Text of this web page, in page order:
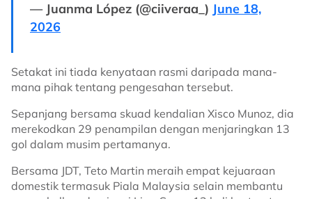
— Juanma López (@ciiveraa_) June 18,
2026
Setakat ini tiada kenyataan rasmi daripada mana-
mana pihak tentang pengesahan tersebut.
Sepanjang bersama skuad kendalian Xisco Munoz, dia
merekodkan 29 penampilan dengan menjaringkan 13
gol dalam musim pertamanya.
Bersama JDT, Teto Martin meraih empat kejuaraan
domestik termasuk Piala Malaysia selain membantu